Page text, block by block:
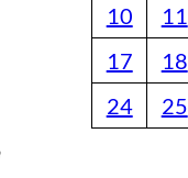
10
11
17
18
24
25